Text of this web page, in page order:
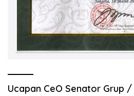
Ucapan CeO Senator Grup /